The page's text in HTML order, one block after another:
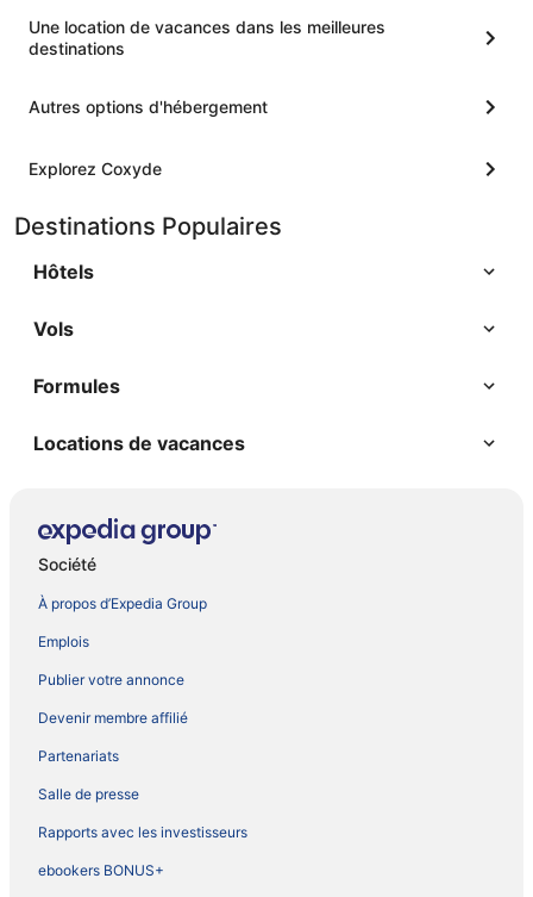
Une location de vacances dans les meilleures
destinations
Autres options d'hébergement
Explorez Coxyde
Destinations Populaires
Hôtels
Vols
Formules
Locations de vacances
Société
À propos d’Expedia Group
Emplois
Publier votre annonce
Devenir membre affilié
Partenariats
Salle de presse
Rapports avec les investisseurs
ebookers BONUS+